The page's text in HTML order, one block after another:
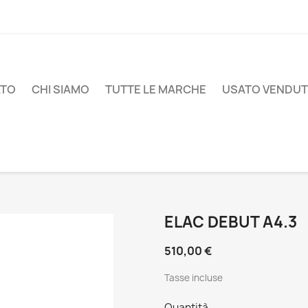
CHI SIAMO TUTTE LE MARCHE USATO
ELAC DEBUT A4.3
510,00 €
Tasse incluse